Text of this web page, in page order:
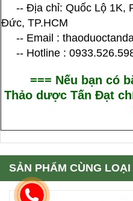
-- Địa chỉ: Quốc Lộ 1K,
Đức, TP.HCM
-- Email :
-- Hotline :
=== Nếu bạn có
Thảo dược Tấn Đạt
SẢN PHẨM CÙNG LOẠI